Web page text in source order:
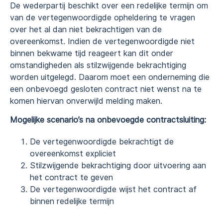
De wederpartij beschikt over een redelijke termijn om
van de vertegenwoordigde opheldering te vragen
over het al dan niet bekrachtigen van de
overeenkomst. Indien de vertegenwoordigde niet
binnen bekwame tijd reageert kan dit onder
omstandigheden als stilzwijgende bekrachtiging
worden uitgelegd. Daarom moet een onderneming die
een onbevoegd gesloten contract niet wenst na te
komen hiervan onverwijld melding maken.
Mogelijke scenario’s na onbevoegde contractsluiting:
De vertegenwoordigde bekrachtigt de
overeenkomst expliciet
Stilzwijgende bekrachtiging door uitvoering aan
het contract te geven
De vertegenwoordigde wijst het contract af
binnen redelijke termijn